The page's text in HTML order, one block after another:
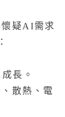
疑AI需求
長。
散熱、電